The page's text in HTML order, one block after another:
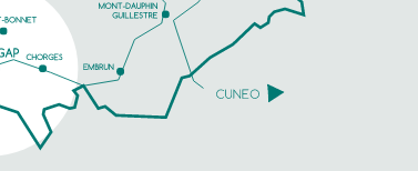
MEER INFORMATIE